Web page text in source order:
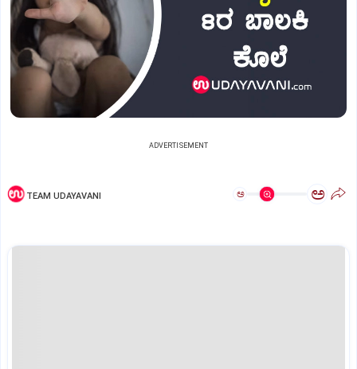
ADVERTISEMENT
TEAM UDAYAVANI ಅ ಅ